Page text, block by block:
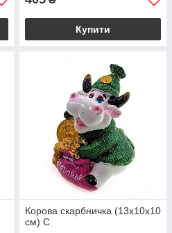
Купити
Корова скарбничка (13х10х10
см) C